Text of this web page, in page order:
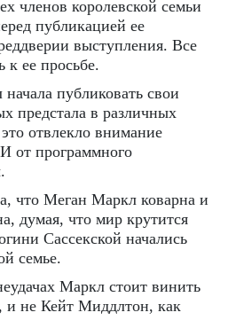
членов королевской семьи
публикацией ее
выступления. Все
к ее просьбе.
публиковать свои
предстала в различных
отвлекло внимание
от программного
что Меган Маркл коварна и
думая, что мир крутится
Сассекской начались
семье.
Маркл стоит винить
и не Кейт Миддлтон, как